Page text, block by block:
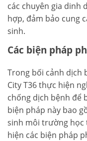
các chuyên gia dinh
hợp, đảm bảo cung
sinh.
Các biện pháp
Trong bối cảnh dịch
City T36 thực hiện
chống dịch bệnh để
biện pháp này bao
sinh môi trường học
hiện các biện pháp